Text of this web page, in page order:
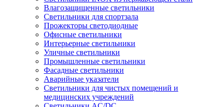
Влагозащищенные светильники
Светильники для спортзала
Прожекторы светодиодные
Офисные светильники
Интерьерные светильники
Уличные светильники
Промышленные светильники
Фасадные светильники
Аварийные указатели
Светильники для чистых помещений и
медицинских учреждений